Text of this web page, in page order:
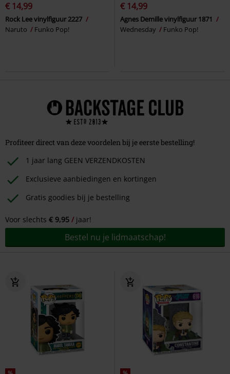
€ 14,99
Rock Lee vinylfiguur 2227
Naruto
Funko Pop!
€ 14,99
Agnes Demille vinylfiguur 1871
Wednesday
Funko Pop!
Profiteer direct van deze voordelen bij je eerste bestelling!
1 jaar lang GEEN VERZENDKOSTEN
Exclusieve aanbiedingen en kortingen
Gratis goodies bij je bestelling
Voor slechts € 9,95 jaar!
Bestel nu je lidmaatschap!